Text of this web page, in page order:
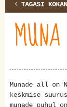
TAGASI
MUNA
Munade all on
keskmise
munade puhul